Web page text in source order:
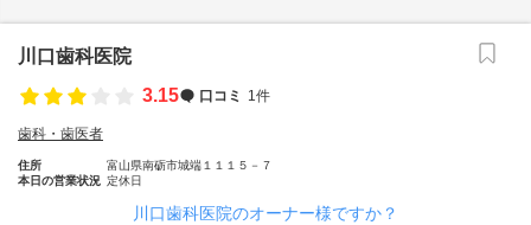
川口歯科医院
3.15
口コミ 1件
歯科・歯医者
住所
富山県南砺市城端１１１５－７
本日の営業状況 定休日
川口歯科医院のオーナー様ですか？